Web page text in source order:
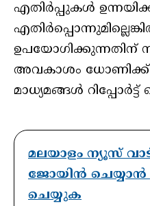
എതിര്‍പ്പുകള്‍
ഉപയോഗിക്കുന്നതിന്
അവകാശം ധോണിക്ക്
മാധ്യമങ്ങൾ റിപ്പോർട്ട്
മലയാളം ന്യൂസ്
ജോയിൻ ചെയ്യാൻ
ചെയ്യുക